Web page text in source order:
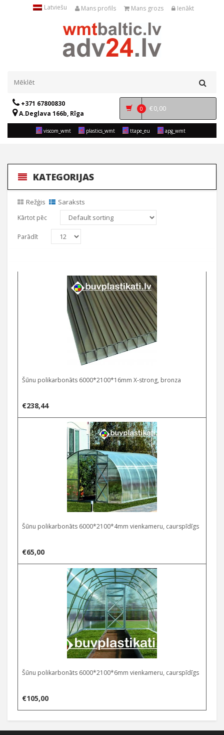
Latviešu Mans profils Mans grozs Ienākt
+371 67800830
A.Deglava 166b, Rīga
0 €0,00
viscom_wmt plastics_wmt ttape_eu apg_wmt
KATEGORIJAS
Režģis Saraksts
Kārtot pēc
Parādīt
Šūnu polikarbonāts 6000*2100*16mm X-strong, bronza
€238,44
Šūnu polikarbonāts 6000*2100*4mm vienkameru, caurspīdīgs
€65,00
Šūnu polikarbonāts 6000*2100*6mm vienkameru, caurspīdīgs
€105,00